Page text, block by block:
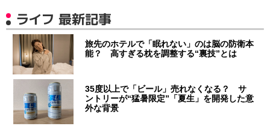
ライフ 最新記事
旅先のホテルで「眠れない」のは脳の防衛本
能？ 高すぎる枕を調整する“裏技”とは
35度以上で「ビール」売れなくなる？ サ
ントリーが“猛暑限定”「夏生」を開発した意
外な背景